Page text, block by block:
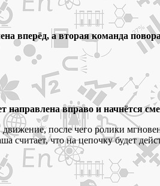
вперёд, а вторая команда
направлена вправо и начнётся
после чего ролики
считает, что на цепочку будет